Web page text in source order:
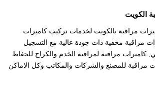
الكويت
مراقبة بالكويت لخدمات تركيب كاميرات
مراقبة مخفية ذات جودة عالية مع التسجيل
كاميرات مراقبة لمراقبة الخدم والكراج للحفاظ
مراقبة للمصنع والشركات والمكاتب وكل الاماكن